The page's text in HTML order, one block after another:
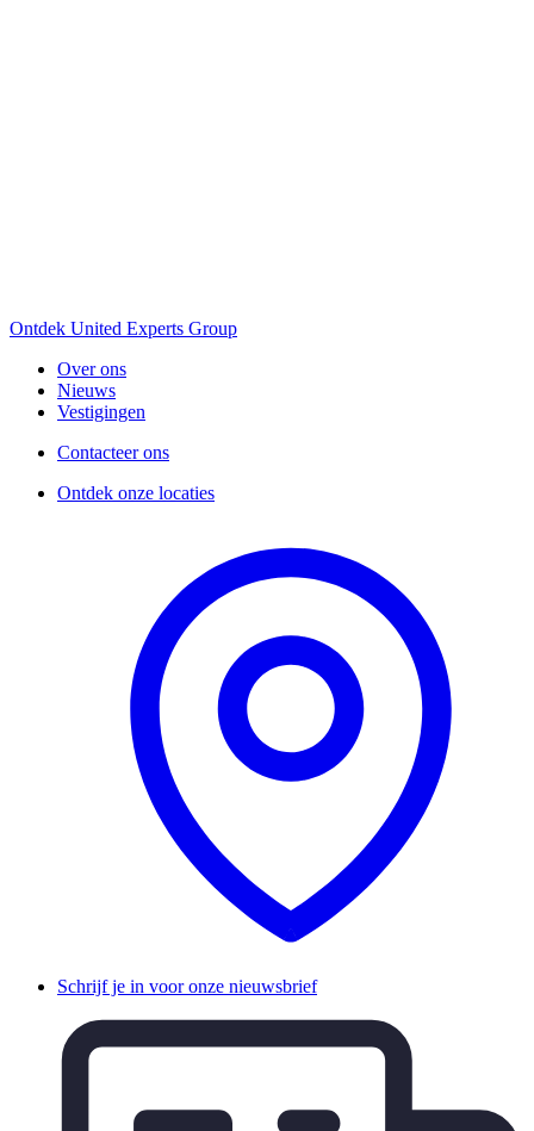
Ontdek United Experts Group
Over ons
Nieuws
Vestigingen
Contacteer ons
Ontdek onze locaties
Schrijf je in voor onze nieuwsbrief